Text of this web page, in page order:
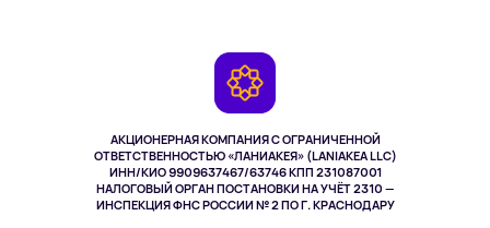
АКЦИОНЕРНАЯ КОМПАНИЯ С ОГРАНИЧЕННОЙ
ОТВЕТСТВЕННОСТЬЮ «ЛАНИАКЕЯ» (LANIAKEA LLC)
ИНН/КИО 9909637467/63746 КПП 231087001
НАЛОГОВЫЙ ОРГАН ПОСТАНОВКИ НА УЧЁТ 2310 —
ИНСПЕКЦИЯ ФНС РОССИИ № 2 ПО Г. КРАСНОДАРУ
Здоровье питомцев